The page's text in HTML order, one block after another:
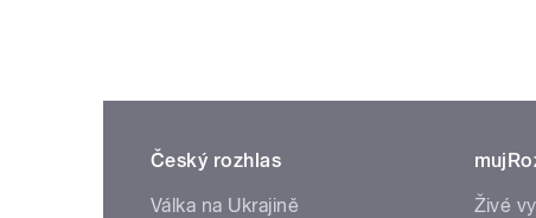
Český rozhlas
Válka na Ukrajině
Živé